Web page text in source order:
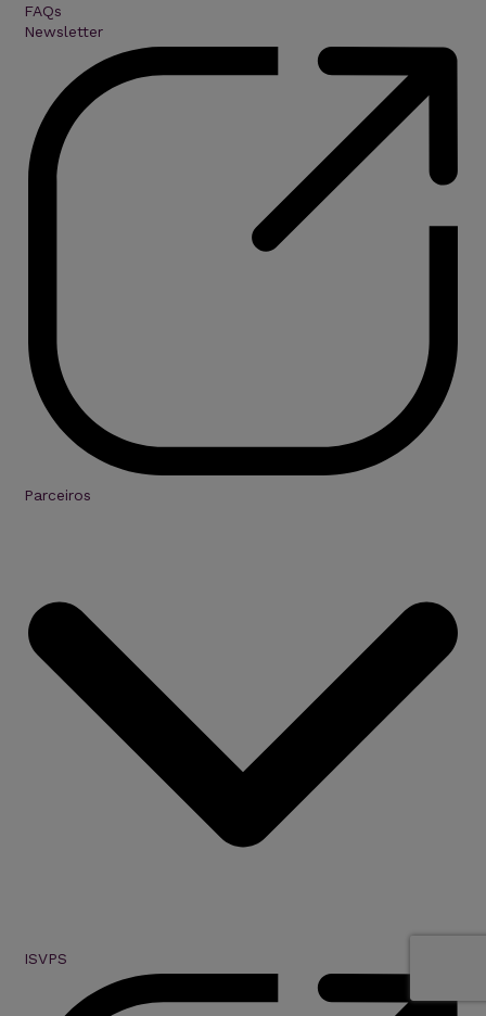
FAQs
Newsletter
Parceiros
ISVPS